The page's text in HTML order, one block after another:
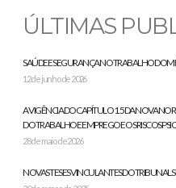
ÚLTIMAS
SAÚDE E SEGURANÇA NO TRABALHO
12 de junho de 2026
A VIGÊNCIA DO CAPÍTULO 1.5 DA NOVA
DO TRABALHO E EMPREGO E OS RISCOS
28 de maio de 2026
NOVAS TESES VINCULANTES DO TRIBUNAL